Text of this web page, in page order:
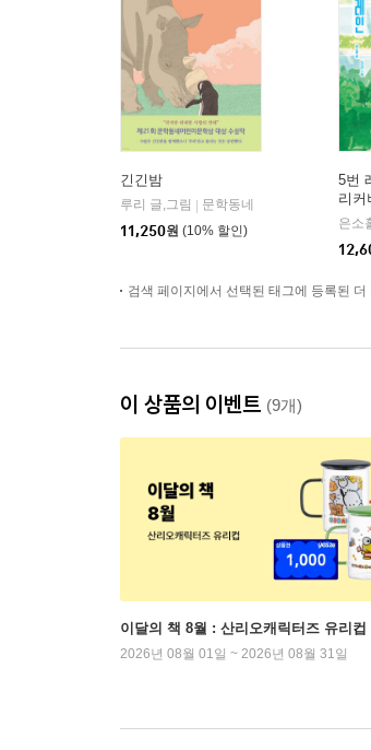
긴긴밤
루리 글,그림
문학동네
11,250원 (10% 할인)
5번
리커
은소
검색 페이지에서 선택된 태그에 등록된
이 상품의 이벤트 (9개)
이달의 책 8월 : 산리오캐릭터즈 유리컵
2026년 08월 01일 ~ 2026년 08월 31일